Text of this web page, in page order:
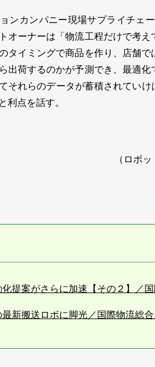
ンカンパニー現場サプライチェ
オーナーは「物流工程だけで考
タイミングで商品を作り、店舗
出荷するのかが予測でき、最適
それらのデータが蓄積されてい
利点を話す。
（ロボ
提案がさらに加速【その２】／
新搬送ロボに脚光／国際物流総合